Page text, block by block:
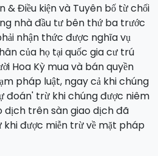
& Điều kiện và Tuyên bố từ chối
nhà đầu tư bên thứ ba trước
nhận thức được nghĩa vụ
của họ tại quốc gia cư trú
Hoa Kỳ mua và bán quyền
pháp luật, ngay cả khi chúng
đoán' trừ khi chúng được niêm
dịch trên sàn giao dịch đã
được miễn trừ về mặt pháp